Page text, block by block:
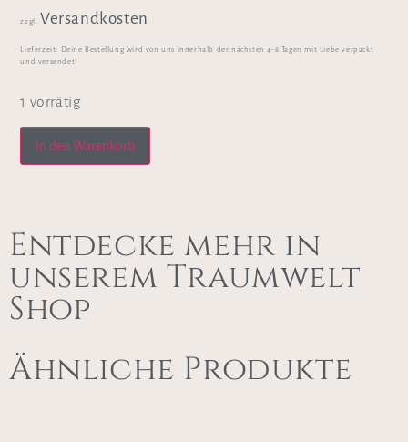
zzgl. Versandkosten
Lieferzeit:
Deine Bestellung wird von uns innerhalb der nächsten 4-8 Tagen mit Liebe verpackt
und versendet!
1 vorrätig
In den Warenkorb
Entdecke mehr in
unserem Traumwelt
Shop
Ähnliche Produkte